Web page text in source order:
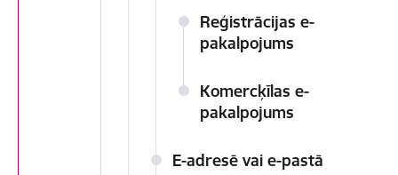
Reģistrācijas e-
pakalpojums
Komercķīlas e-
pakalpojums
E-adresē vai e-pastā